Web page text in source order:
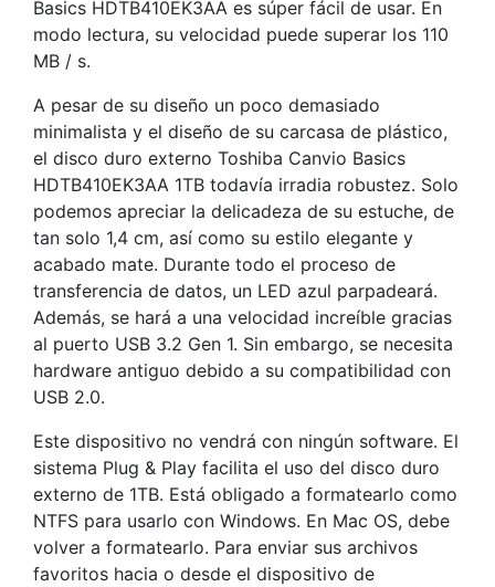
Basics HDTB410EK3AA es súper fácil de usar. En
modo lectura, su velocidad puede superar los 110
MB / s.
A pesar de su diseño un poco demasiado
minimalista y el diseño de su carcasa de plástico,
el disco duro externo Toshiba Canvio Basics
HDTB410EK3AA 1TB todavía irradia robustez. Solo
podemos apreciar la delicadeza de su estuche, de
tan solo 1,4 cm, así como su estilo elegante y
acabado mate. Durante todo el proceso de
transferencia de datos, un LED azul parpadeará.
Además, se hará a una velocidad increíble gracias
al puerto USB 3.2 Gen 1. Sin embargo, se necesita
hardware antiguo debido a su compatibilidad con
USB 2.0.
Este dispositivo no vendrá con ningún software. El
sistema Plug & Play facilita el uso del disco duro
externo de 1TB. Está obligado a formatearlo como
NTFS para usarlo con Windows. En Mac OS, debe
volver a formatearlo. Para enviar sus archivos
favoritos hacia o desde el dispositivo de